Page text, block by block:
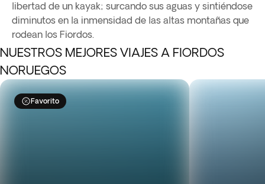
libertad de un kayak; surcando sus aguas y sintiéndose
diminutos en la inmensidad de las altas montañas que
rodean los Fiordos.
NUESTROS MEJORES VIAJES A FIORDOS
NORUEGOS
Favorito